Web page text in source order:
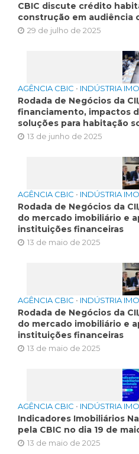
CBIC discute crédito
construção em audiência
29 de julho de 2025
AGÊNCIA CBIC • INDÚSTRIA
Rodada de Negócios da
financiamento, impactos
soluções para habitação
13 de junho de 2025
AGÊNCIA CBIC • INDÚSTRIA
Rodada de Negócios da
do mercado imobiliário e
instituições financeiras
13 de maio de 2025
AGÊNCIA CBIC • INDÚSTRIA
Rodada de Negócios da
do mercado imobiliário e
instituições financeiras
13 de maio de 2025
AGÊNCIA CBIC • INDÚSTRIA
Indicadores Imobiliários
pela CBIC no dia 19 de
13 de maio de 2025